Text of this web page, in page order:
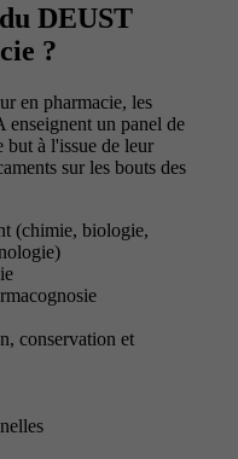
DEUST
?
en pharmacie, les
enseignent un panel de
but à l'issue de leur
sur les bouts des
(chimie, biologie,
conservation et